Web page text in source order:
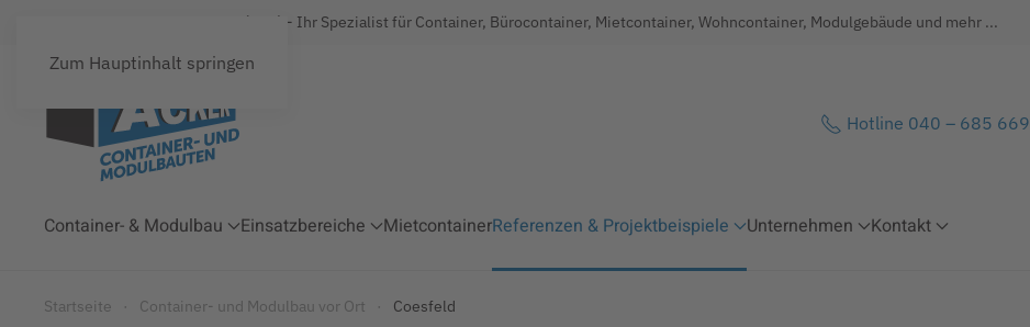
Zum Hauptinhalt springen
Acker Raum-Systeme GmbH (ARS) - Ihr Spezialist für Container, Bürocontainer, Mietcontainer, Wohncontainer, Modulgebäude und mehr ...
Hotline 040 – 685 669
Container- & Modulbau Einsatzbereiche MietcontainerReferenzen & Projektbeispiele Unternehmen Kontakt
Startseite Container- und Modulbau vor Ort Coesfeld